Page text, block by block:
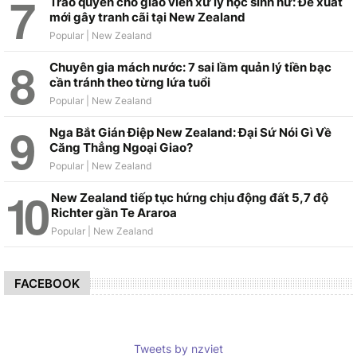
mới gây tranh cãi tại New Zealand
Chuyên gia mách nước: 7 sai lầm quản lý tiền bạc
cần tránh theo từng lứa tuổi
Nga Bắt Gián Điệp New Zealand: Đại Sứ Nói Gì Về
Căng Thẳng Ngoại Giao?
New Zealand tiếp tục hứng chịu động đất 5,7 độ
Richter gần Te Araroa
FACEBOOK
Tweets by nzviet